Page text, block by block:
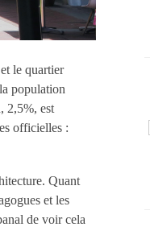
le quartier
population
2,5%, est
officielles :
Quant
et les
de voir cela